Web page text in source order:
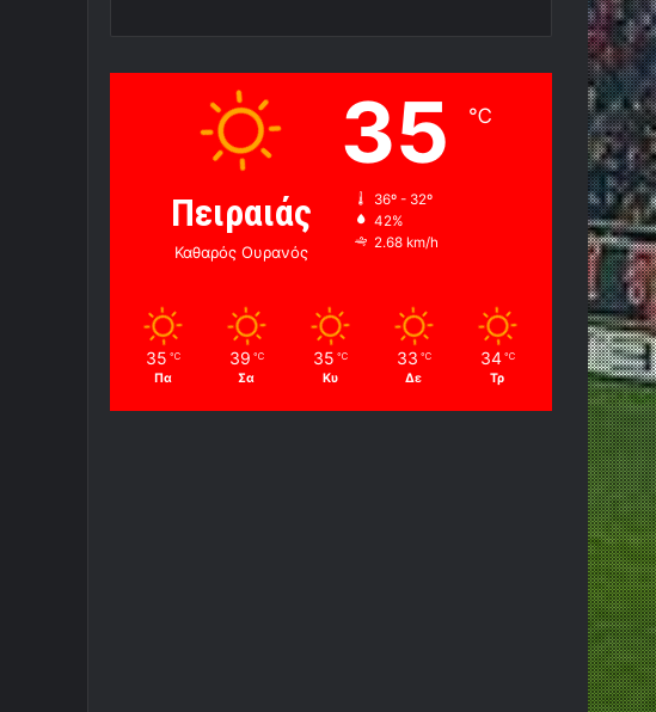
Πειραιάς
Καθαρός Ουρανός
35 ℃
36º - 32º
42%
2.68 km/h
35 ℃
Πα
39 ℃
Σα
35 ℃
Κυ
33 ℃
Δε
34 ℃
Τρ